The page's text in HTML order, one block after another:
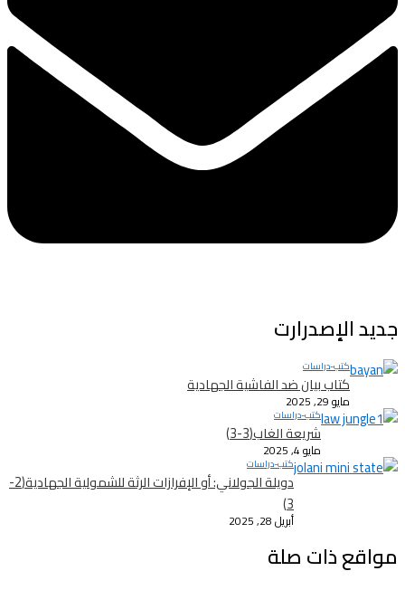
جديد الإصدرارت
كتب-دراسات
كتاب بيان ضد الفاشية الجهادية
مايو 29, 2025
كتب-دراسات
شريعة الغاب(3-3)
مايو 4, 2025
كتب-دراسات
دويلة الجولاني: أو الإفرازات الرثة للشمولية الجهادية(2-
3)
أبريل 28, 2025
مواقع ذات صلة